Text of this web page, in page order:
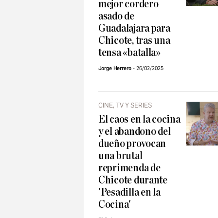
mejor cordero
asado de
Guadalajara para
Chicote, tras una
tensa «batalla»
Jorge Herrero 26/02/2025
CINE, TV Y SERIES
El caos en la cocina
y el abandono del
dueño provocan
una brutal
reprimenda de
Chicote durante
'Pesadilla en la
Cocina'